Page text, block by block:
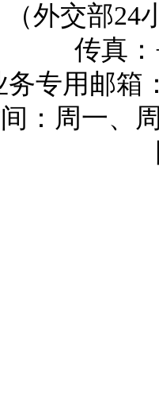
（外交部
传真：
专用邮箱
：周一、